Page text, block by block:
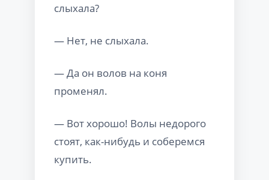
слыхала?
— Нет, не слыхала.
— Да он волов на коня
променял.
— Вот хорошо! Волы недорого
стоят, как-нибудь и соберемся
купить.